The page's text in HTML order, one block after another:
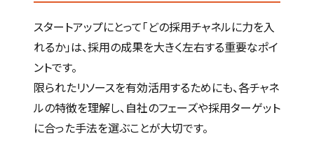
スタートアップにとって「どの採用チャネルに力を入
れるか」は、採用の成果を大きく左右する重要なポイ
ントです。
限られたリソースを有効活用するためにも、各チャネ
ルの特徴を理解し、自社のフェーズや採用ターゲット
に合った手法を選ぶことが大切です。